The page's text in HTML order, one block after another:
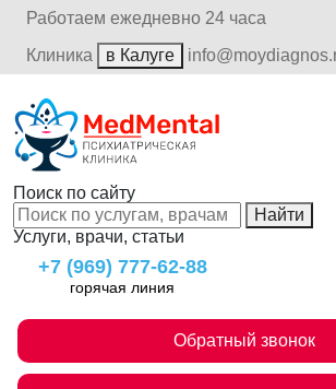
Работаем ежедневно 24 часа
Клиника
в Калуге
Поиск по сайту
Найти
Услуги, врачи, статьи
+7 (969) 777-62-88
горячая линия
Обратный звонок